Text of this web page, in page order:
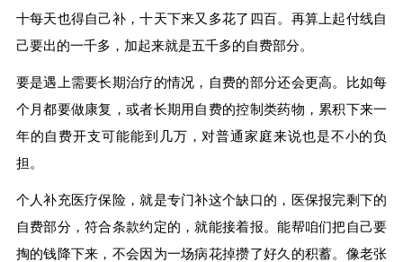
十每天也得自己补，十天下来又多花了四百。再算上起付线自
己要出的一千多，加起来就是五千多的自费部分。
要是遇上需要长期治疗的情况，自费的部分还会更高。比如每
个月都要做康复，或者长期用自费的控制类药物，累积下来一
年的自费开支可能能到几万，对普通家庭来说也是不小的负
担。
个人补充医疗保险，就是专门补这个缺口的，医保报完剩下的
自费部分，符合条款约定的，就能接着报。能帮咱们把自己要
掏的钱降下来，不会因为一场病花掉攒了好久的积蓄。像老张